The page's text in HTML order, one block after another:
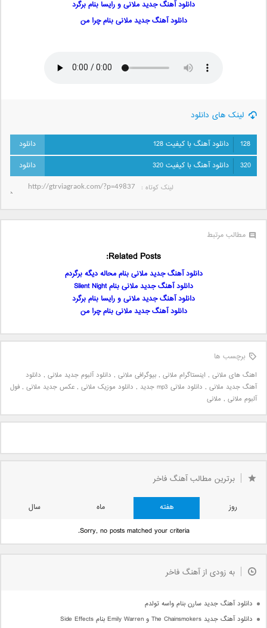
دانلود آهنگ جدید ملانی و رایسا بنام برگرد
دانلود آهنگ جدید ملانی بنام چرا من
لینک های دانلود
128
دانلود آهنگ با کیفیت 128
320
دانلود آهنگ با کیفیت 320
لینک کوتاه‌ :
مطالب مرتبط
Related Posts:
دانلود آهنگ جدید ملانی بنام محاله دیگه برگردم
دانلود آهنگ جدید ملانی بنام Silent Night
دانلود آهنگ جدید ملانی و رایسا بنام برگرد
دانلود آهنگ جدید ملانی بنام چرا من
برچسب ها
اهنگ های ملانی , اینستاگرام ملانی , بیوگرافی ملانی , دانلود آلبوم جدید ملانی , دانلود
آهنگ جدید ملانی , دانلود ملانی mp3 جدید , دانلود موزیک ملانی , عکس جدید ملانی , فول
آلبوم ملانی , ملانی
برترین مطالب آهنگ فاخر
روز هفته ماه
سال
Sorry, no posts matched your criteria.
به زودی از آهنگ فاخر
دانلود آهنگ جدید سارن بنام واسه تولدم
دانلود آهنگ جدید The Chainsmokers و Emily Warren بنام Side Effects